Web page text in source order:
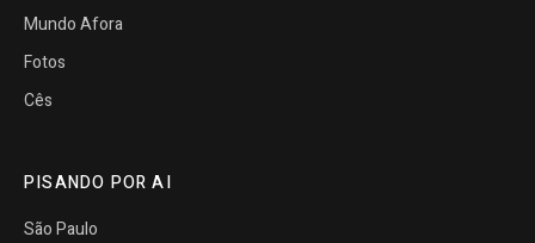
Mundo Afora
Fotos
Cês
PISANDO POR AI
São Paulo